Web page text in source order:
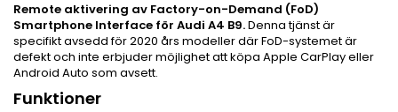
Remote aktivering av Factory-on-Demand (FoD)
Smartphone Interface för Audi A4 B9.Denna tjänst är
specifikt avsedd för 2020 års modeller där FoD-systemet är
defekt och inte erbjuder möjlighet att köpa Apple CarPlay eller
Android Auto som avsett.
Funktioner